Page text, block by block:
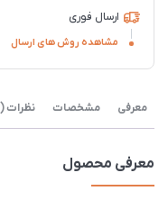
ارسال فوری
مشاهده روش های ارسال
معرفی مشخصات نظرات (1)
معرفی محصول